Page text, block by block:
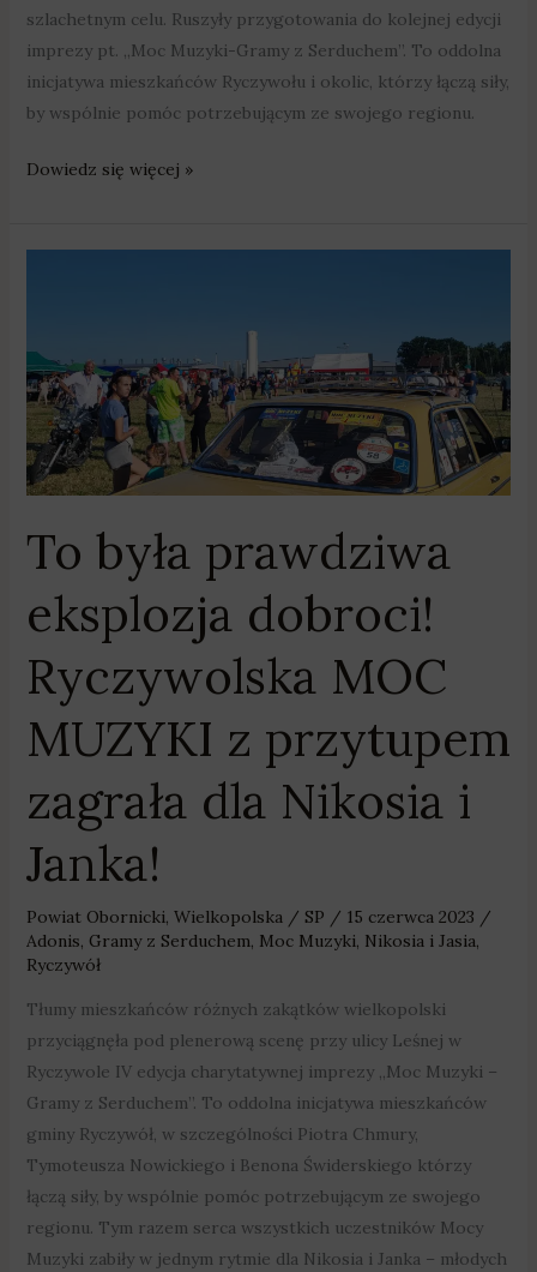
szlachetnym celu. Ruszyły przygotowania do kolejnej edycji
imprezy pt. „Moc Muzyki-Gramy z Serduchem”. To oddolna
inicjatywa mieszkańców Ryczywołu i okolic, którzy łączą siły,
by wspólnie pomóc potrzebującym ze swojego regionu.
Dowiedz się więcej »
To była prawdziwa
eksplozja dobroci!
Ryczywolska MOC
MUZYKI z przytupem
zagrała dla Nikosia i
Janka!
Powiat Obornicki, Wielkopolska/ SP / 15 czerwca 2023 /
Adonis, Gramy z Serduchem, Moc Muzyki, Nikosia i Jasia,
Ryczywół
Tłumy mieszkańców różnych zakątków wielkopolski
przyciągnęła pod plenerową scenę przy ulicy Leśnej w
Ryczywole IV edycja charytatywnej imprezy „Moc Muzyki –
Gramy z Serduchem”. To oddolna inicjatywa mieszkańców
gminy Ryczywół, w szczególności Piotra Chmury,
Tymoteusza Nowickiego i Benona Świderskiego którzy
łączą siły, by wspólnie pomóc potrzebującym ze swojego
regionu. Tym razem serca wszystkich uczestników Mocy
Muzyki zabiły w jednym rytmie dla Nikosia i Janka – młodych
eksplozja
dobroci!
Ryczywolska
MOC
MUZYKI
przytupem
zagrała
dla
Nikosia
i
Janka!